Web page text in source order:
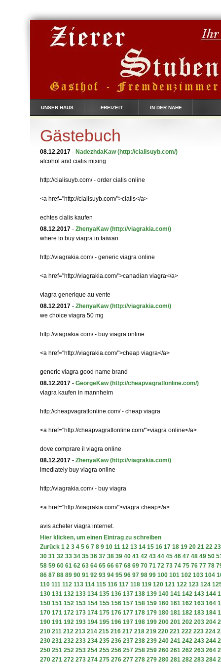
UNSER HAUS FREIZEIT IN DER NÄHE
Gästebuch
08.12.2017 - NadezhdaKaw (http://cialisuyb.com/)
alcohol and cialis mixing
http://cialisuyb.com/ - order cialis online
<a href="http://cialisuyb.com/">cialis</a>
echtes cialis kaufen
08.12.2017 - ZhenyaKaw (http://viagrakia.com/)
where to buy viagra in taiwan
http://viagrakia.com/ - generic viagra online
<a href="http://viagrakia.com/">canadian viagra</a>
viagra generique au vente
08.12.2017 - ZhenyaKaw (http://viagrakia.com/)
we choice viagra 50 mg
http://viagrakia.com/ - buy viagra online
<a href="http://viagrakia.com/">cheap viagra</a>
generic viagra good name brand
08.12.2017 - GeorgeKaw (http://cheapvagratlonline.com/)
viagra kaufen in mannheim
http://cheapvagratlonline.com/ - cheap viagra
<a href="http://cheapvagratlonline.com/">viagra online</a>
dove comprare il viagra online
08.12.2017 - ZhenyaKaw (http://viagrakia.com/)
imediately buy viagra online
http://viagrakia.com/ - buy viagra
<a href="http://viagrakia.com/">viagra cheap</a>
avis acheter viagra internet.
Hier klicken, um einen Eintrag zu schreiben
Zurück 1 2 3 4 5 6 7 8 9 10 11 12 13 14 15 16 17 18 19 20 21 22 23
30 31 32 33 34 35 36 37 38 39 40 41 42 43 44 45 46 47 48 49 50
58 59 60 61 62 63 64 65 66 67 68 69 70 71 72 73 74 75 76 77 78
86 87 88 89 90 91 92 93 94 95 96 97 98 99 100 101 102 103 104
110 111 112 113 114 115 116 117 118 119 120 121 122 123 124
130 131 132 133 134 135 136 137 138 139 140 141 142 143 144
150 151 152 153 154 155 156 157 158 159 160 161 162 163 164
170 171 172 173 174 175 176 177 178 179 180 181 182 183 184
190 191 192 193 194 195 196 197 198 199 200 201 202 203 204
210 211 212 213 214 215 216 217 218 219 220 221 222 223 224
230 231 232 233 234 235 236 237 238 239 240 241 242 243 244
250 251 252 253 254 255 256 257 258 259 260 261 262 263 264
270 271 272 273 274 275 276 277 278 279 280 281 282 283 284